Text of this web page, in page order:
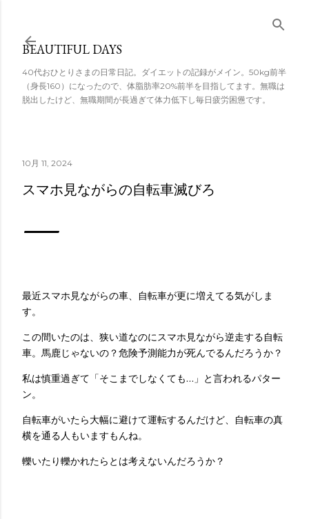
スキップしてメ
イン コンテンツ
に移動
BEAUTIFUL DAYS
40代おひとりさまの日常日記。ダイエットの記録がメイン。50kg前半
（身長160）になったので、体脂肪率20%前半を目指してます。無職は
脱出したけど、無職期間が長過ぎて体力低下し毎日疲労困憊です。
10月 11, 2024
スマホ見ながらの自転車滅びろ
最近スマホ見ながらの車、自転車が更に増えてる気がしま
す。
この間いたのは、狭い道なのにスマホ見ながら逆走する自転
車。馬鹿じゃないの？危険予測能力が死んでるんだろうか？
私は慎重過ぎて「そこまでしなくても…」と言われるパター
ン。
自転車がいたら大幅に避けて運転するんだけど、自転車の真
横を通る人もいますもんね。
轢いたり轢かれたらとは考えないんだろうか？